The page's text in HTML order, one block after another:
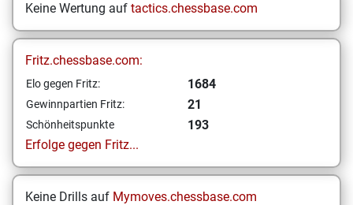
Keine Wertung auf tactics.chessbase.com
Fritz.chessbase.com:
Elo gegen Fritz: 1684
Gewinnpartien Fritz: 21
Schönheitspunkte
193
Erfolge gegen Fritz...
Keine Drills auf Mymoves.chessbase.com